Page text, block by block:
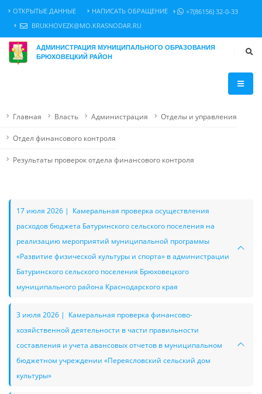
ОТКРЫТЫЕ ДАННЫЕ НАПИСАТЬ ОБРАЩЕНИЕ
+7(86156) 32-0-33
BRUKHOVEZK@MO.KRASNODAR.RU
АДМИНИСТРАЦИЯ МУНИЦИПАЛЬНОГО ОБРАЗОВАНИЯ
БРЮХОВЕЦКИЙ РАЙОН
Главная Власть Администрация Отделы и управления
Отдел финансового контроля
Результаты проверок отдела финансового контроля
17 июля 2026 | Камеральная проверка осуществления
расходов бюджета Батуринского сельского поселения на
реализацию мероприятий муниципальной программы
«Развитие физической культуры и спорта» в администрации
Батуринского сельского поселения Брюховецкого
муниципального района Краснодарского края
3 июля 2026 | Камеральная проверка финансово-
хозяйственной деятельности в части правильности
составления и учета авансовых отчетов в муниципальном
бюджетном учреждении «Переясловский сельский дом
культуры»